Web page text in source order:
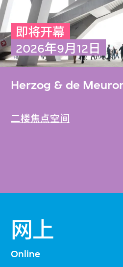
即将开幕
2026年9月12日
Herzog & de
二楼焦点空间
网上
Online